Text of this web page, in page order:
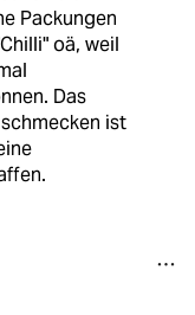
Packungen
oä, weil
Das
ist